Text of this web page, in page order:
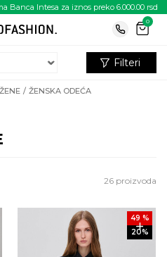
Banca Intesa za iznos preko 6.000.00 rsd
0
ŽENE
ŽENSKA ODEĆA
Filteri
26 proizvoda
49 %
20%